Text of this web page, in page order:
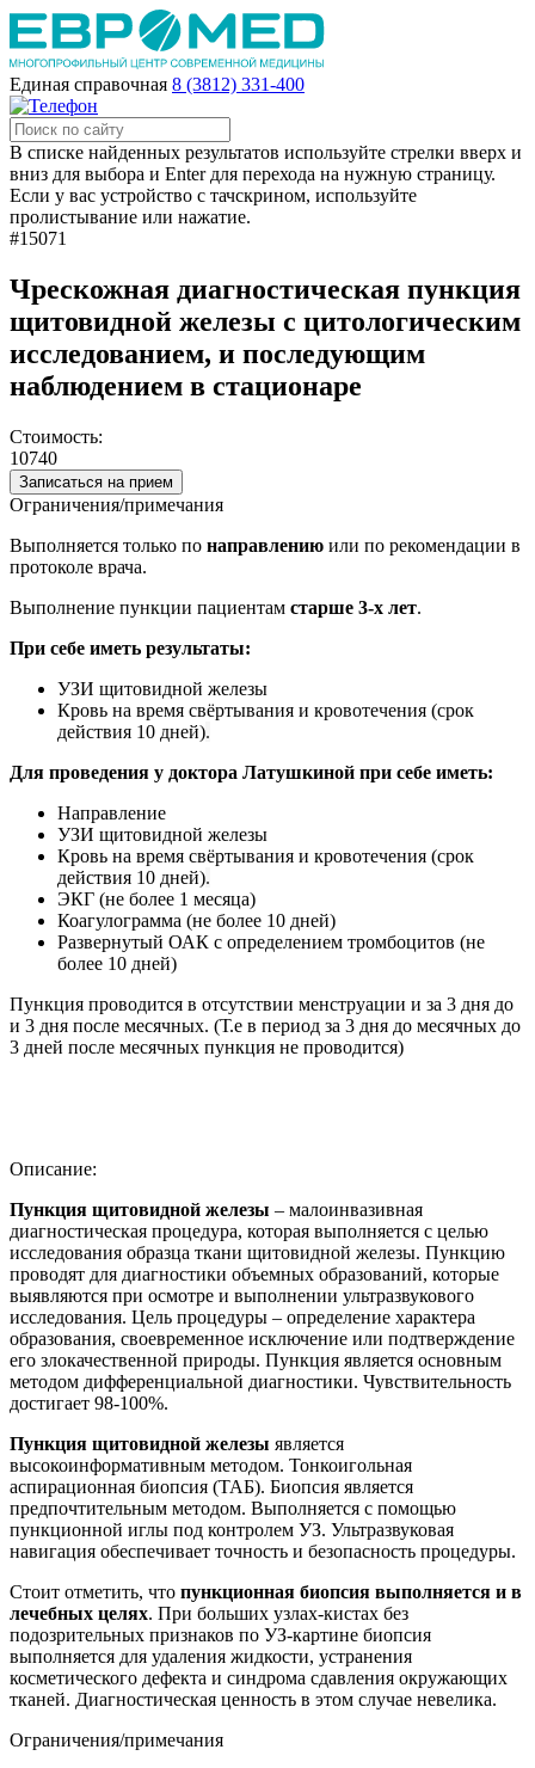
Единая справочная 8 (3812) 331-400
В списке найденных результатов используйте стрелки вверх и
вниз для выбора и Enter для перехода на нужную страницу.
Если у вас устройство с тачскрином, используйте
пролистывание или нажатие.
#15071
Чрескожная диагностическая пункция
щитовидной железы с цитологическим
исследованием, и последующим
наблюдением в стационаре
Стоимость:
10740
Записаться на прием
Ограничения/примечания
Выполняется только по направлению или по рекомендации в
протоколе врача.
Выполнение пункции пациентам старше 3-х лет.
При себе иметь результаты:
УЗИ щитовидной железы
Кровь на время свёртывания и кровотечения (срок
действия 10 дней).
Для проведения у доктора Латушкиной при себе иметь:
Направление
УЗИ щитовидной железы
Кровь на время свёртывания и кровотечения (срок
действия 10 дней).
ЭКГ (не более 1 месяца)
Коагулограмма (не более 10 дней)
Развернутый ОАК с определением тромбоцитов (не
более 10 дней)
Пункция проводится в отсутствии менструации и за 3 дня до
и 3 дня после месячных. (Т.е в период за 3 дня до месячных до
3 дней после месячных пункция не проводится)
Описание:
Пункция щитовидной железы – малоинвазивная
диагностическая процедура, которая выполняется с целью
исследования образца ткани щитовидной железы. Пункцию
проводят для диагностики объемных образований, которые
выявляются при осмотре и выполнении ультразвукового
исследования. Цель процедуры – определение характера
образования, своевременное исключение или подтверждение
его злокачественной природы. Пункция является основным
методом дифференциальной диагностики. Чувствительность
достигает 98-100%.
Пункция щитовидной железы является
высокоинформативным методом. Тонкоигольная
аспирационная биопсия (ТАБ). Биопсия является
предпочтительным методом. Выполняется с помощью
пункционной иглы под контролем УЗ. Ультразвуковая
навигация обеспечивает точность и безопасность процедуры.
Стоит отметить, что пункционная биопсия выполняется и в
лечебных целях. При больших узлах-кистах без
подозрительных признаков по УЗ-картине биопсия
выполняется для удаления жидкости, устранения
косметического дефекта и синдрома сдавления окружающих
тканей. Диагностическая ценность в этом случае невелика.
Ограничения/примечания